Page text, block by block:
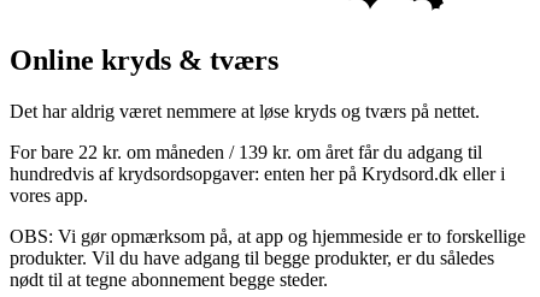
Online kryds & tværs
Det har aldrig været nemmere at løse kryds og tværs på nettet.
For bare 22 kr. om måneden / 139 kr. om året får du adgang til
hundredvis af krydsordsopgaver: enten her på Krydsord.dk eller i
vores app.
OBS: Vi gør opmærksom på, at app og hjemmeside er to forskellige
produkter. Vil du have adgang til begge produkter, er du således
nødt til at tegne abonnement begge steder.